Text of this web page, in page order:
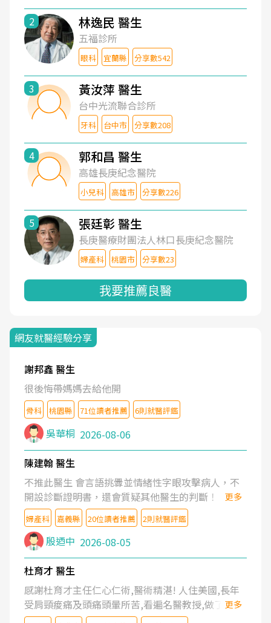
2 林逸民 醫生
五福診所
眼科 宜蘭縣 分享數542
3 黃汝萍 醫生
台中光流聯合診所
牙科 台中市 分享數208
4 郭和昌 醫生
高雄長庚紀念醫院
小兒科 高雄市 分享數226
5 張廷彰 醫生
長庚醫療財團法人林口長庚紀念醫院
婦產科 桃園市 分享數23
我要推薦良醫
網友就醫經驗分享
謝邦鑫 醫生
很後悔帶媽媽去給他開
骨科 桃園縣 71位讀者推薦 6則就醫評鑑
吳華桐 2026-08-06
陳建翰 醫生
不推此醫生 會言語挑釁並情緒性字眼攻擊病人，不
開設診斷證明書，還會質疑其他醫生的判斷！
更多
婦產科 嘉義縣 20位讀者推薦 2則就醫評鑑
殷迺中 2026-08-05
杜育才 醫生
感謝杜育才主任仁心仁術,醫術精湛! 人住美國,長年
受肩頸痠痛及頭痛頭暈所苦,看遍名醫教授,做了各種
檢查,也嘗試過西醫打針,中醫針灸及物理徒手治療都
更多